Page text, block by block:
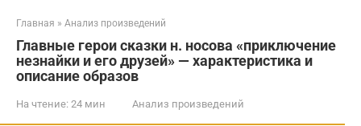
Главная » Анализ произведений
Главные герои сказки н. носова «приключение
незнайки и его друзей» — характеристика и
описание образов
На чтение: 24 мин Анализ произведений